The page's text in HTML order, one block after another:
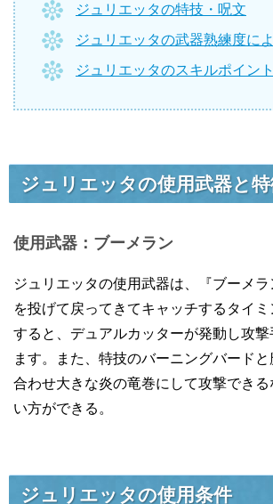
ジュリエッタの特技・呪文
ジュリエッタの武器熟練度に
ジュリエッタのスキルポイン
ジュリエッタの使用武器と
使用武器：ブーメラン
ジュリエッタの使用武器は、『ブーメ
を投げて戻ってきてキャッチするタイ
すると、デュアルカッターが発動し攻撃
ます。また、特技のバーニングバード
合わせ大きな炎の竜巻にして攻撃でき
い方ができる。
ジュリエッタの使用条件